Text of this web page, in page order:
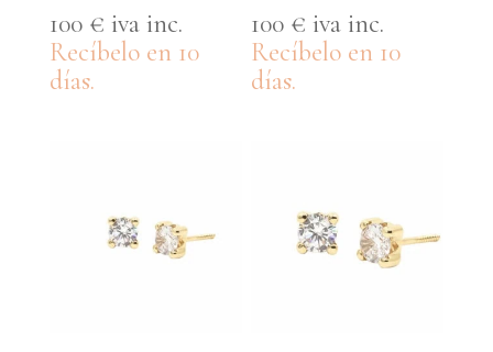
100 € iva inc.
Recíbelo en 10
días.
100 € iva inc.
Recíbelo en 10
días.